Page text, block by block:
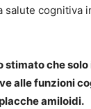
salute cognitiva
stimato che solo
alle funzioni
amiloidi.